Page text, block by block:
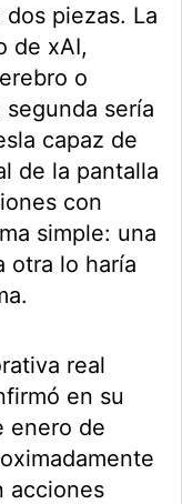
dos piezas. La
de xAI,
o
segunda sería
capaz de
de la pantalla
con
simple: una
otra lo haría
real
en su
enero de
acciones